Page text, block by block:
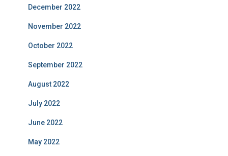
December 2022
November 2022
October 2022
September 2022
August 2022
July 2022
June 2022
May 2022